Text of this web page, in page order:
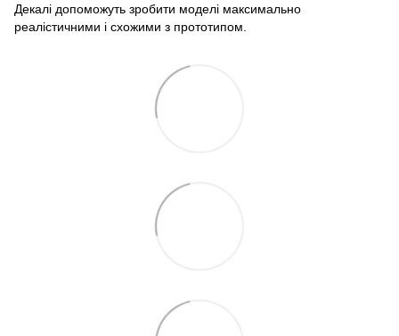
Декалі допоможуть зробити моделі максимально
реалістичними і схожими з прототипом.